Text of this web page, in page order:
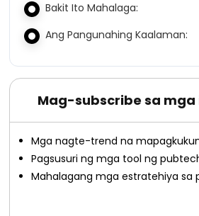
Bakit Ito Mahalaga:
Ang Pangunahing Kaalaman:
Mag-subscribe sa mga
Mga nagte-trend na
Pagsusuri ng mga tool ng
Mahalagang mga estratehiya sa